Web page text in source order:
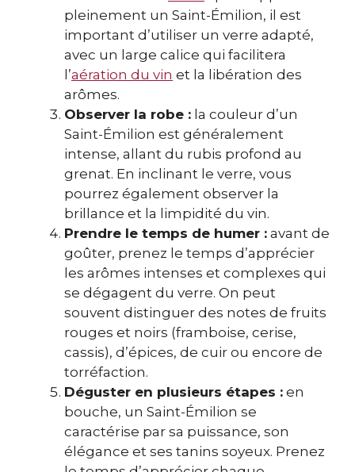
pleinement un Saint-Émilion, il est
important d’utiliser un verre adapté,
avec un large calice qui facilitera
l’aération du vin et la libération des
arômes.
Observer la robe : la couleur d’un
Saint-Émilion est généralement
intense, allant du rubis profond au
grenat. En inclinant le verre, vous
pourrez également observer la
brillance et la limpidité du vin.
Prendre le temps de humer : avant de
goûter, prenez le temps d’apprécier
les arômes intenses et complexes qui
se dégagent du verre. On peut
souvent distinguer des notes de fruits
rouges et noirs (framboise, cerise,
cassis), d’épices, de cuir ou encore de
torréfaction.
Déguster en plusieurs étapes : en
bouche, un Saint-Émilion se
caractérise par sa puissance, son
élégance et ses tanins soyeux. Prenez